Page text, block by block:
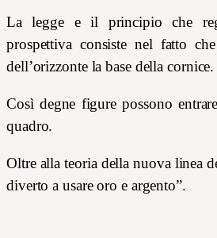
La legge e il principio che
prospettiva consiste nel fatto
dell’orizzonte la base della cornice.
Così degne figure possono
quadro.
Oltre alla teoria della nuova linea
diverto a usare oro e argento”.